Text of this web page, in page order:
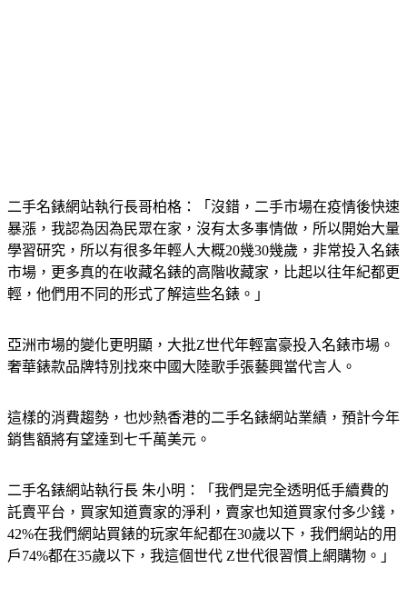
二手名錶網站執行長哥柏格：「沒錯，二手市場在疫情後快速
暴漲，我認為因為民眾在家，沒有太多事情做，所以開始大量
學習研究，所以有很多年輕人大概20幾30幾歲，非常投入名錶
市場，更多真的在收藏名錶的高階收藏家，比起以往年紀都更
輕，他們用不同的形式了解這些名錶。」
亞洲市場的變化更明顯，大批Z世代年輕富豪投入名錶市場。
奢華錶款品牌特別找來中國大陸歌手張藝興當代言人。
這樣的消費趨勢，也炒熱香港的二手名錶網站業績，預計今年
銷售額將有望達到七千萬美元。
二手名錶網站執行長 朱小明：「我們是完全透明低手續費的
託賣平台，買家知道賣家的淨利，賣家也知道買家付多少錢，
42%在我們網站買錶的玩家年紀都在30歲以下，我們網站的用
戶74%都在35歲以下，我這個世代 Z世代很習慣上網購物。」